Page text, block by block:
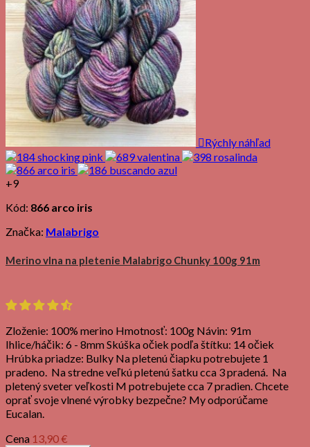
Rýchly náhľad
+9
Kód: 866 arco iris
Značka: Malabrigo
Merino vlna na pletenie Malabrigo Chunky 100g 91m
Zloženie: 100% merino Hmotnosť: 100g Návin: 91m
Ihlice/háčik: 6 - 8mm Skúška očiek podľa štítku: 14 očiek
Hrúbka priadze: Bulky Na pletenú čiapku potrebujete 1
pradeno. Na stredne veľkú pletenú šatku cca 3 pradená. Na
pletený sveter veľkosti M potrebujete cca 7 pradien. Chcete
oprať svoje vlnené výrobky bezpečne? My odporúčame
Eucalan.
Cena 13,90 €